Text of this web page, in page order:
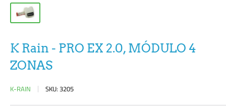
K Rain - PRO EX 2.0, MÓDULO 4
ZONAS
K-RAIN SKU: 3205